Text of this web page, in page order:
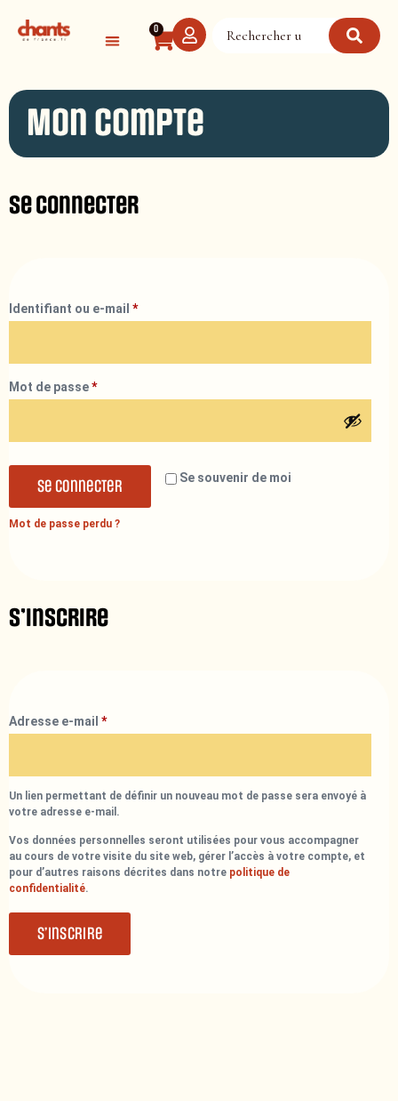
0
Mon compte
Se connecter
Identifiant ou e-mail *
Mot de passe*
Se souvenir de moi
Se connecter
Mot de passe perdu ?
S’inscrire
Adresse e-mail *
Un lien permettant de définir un nouveau mot de passe sera envoyé à
votre adresse e-mail.
Vos données personnelles seront utilisées pour vous accompagner
au cours de votre visite du site web, gérer l’accès à votre compte, et
pour d’autres raisons décrites dans notre politique de
confidentialité.
S’inscrire